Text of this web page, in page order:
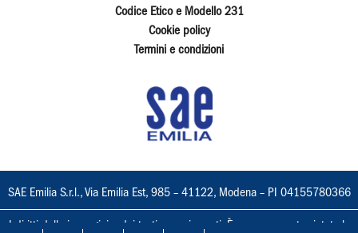
Codice Etico e Modello 231
Cookie policy
Termini e condizioni
SAE Emilia S.r.l., Via Emilia Est, 985 – 41122, Modena – PI 04155780366
I diritti delle immagini e dei testi sono riservati. È espressamente vietata la